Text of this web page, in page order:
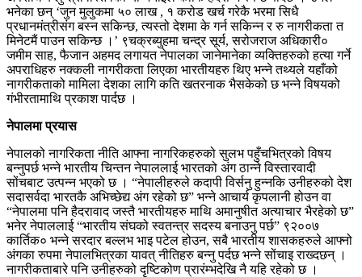
भनेका छन् ‘जुन मुलुकमा ५० लाख , १ करोड खर्च गरेकै भरमा सिधै
प्रधानमंत्रीसंग बस्न सकिन्छ, त्यस्तो देशमा के गर्न सकिन्न र रु नागरीकता त
मिनेटमैं पाउन सकिन्छ ।’ ९चक्रब्युहमा चन्द्र सूर्य, सरोजराज अधिकारी०
जमीम साह, फैजान अहमद लगायत नेपालका जानेमानेका व्यक्तिहरुको हत्या गर्ने
अपराधिहरु नक्कली नागरीकता लिएका भारतीयहरु थिए भन्ने तथ्यले यहाँको
नागरीकताको मामिला देशका लागि कति खतरनाक भैसकेको छ भन्ने विषयको
गंभीरतामाथि प्रकाश पार्दछ ।
नेपालमा प्रयास
नेपालको नागरिकता नीति आफ्ना नागरिकहरुको सुलभ पहुँचभित्रको विषय
बन्नुपर्छ भन्ने भारतीय चिन्तन नेपाललाई भारतको अंग ठान्ने विस्तारवादी
सोंचबाट उत्पन्न भएको छ । “नेपालीहरुले कदापी विर्सनु हुन्नकि उनीहरुको देश
सदासर्वदा भारतकै अभिच्छेद्य अंग रहेको छ” भन्ने आचार्य कृपलानी होउन वा
“नेपालमा पनि हैदरावाद जस्तै भारतीयहरु माथि अमानुषीत अत्याचार भैरहेको छ”
भनेर नेपाललाई “भारतीय संघको स्वतन्त्र सदस्य बनाउनु पर्छ” ९२००७
कार्तिक० भन्ने सरदार बल्लभ भाइ पटेल होउन, सबै भारतीय शासकहरुले आफ्नो
अंगका रुपमा नेपालभित्रका यावत् नीतिहरु बन्नु पर्दछ भन्ने सोंचाइ राख्दछन् ।
नागरीकताबारे पनि उनीहरुको दृष्टिकोण प्रारंम्भदेखि नै यहि रहेको छ ।